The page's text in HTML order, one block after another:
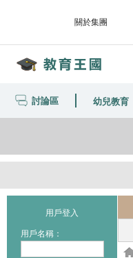
關於集團
討論區 幼兒教育
用戶登入
用戶名稱：